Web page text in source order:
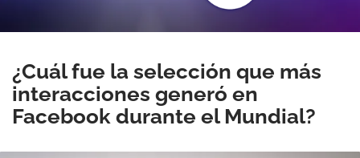
¿Cuál fue la selección que más
interacciones generó en
Facebook durante el Mundial?